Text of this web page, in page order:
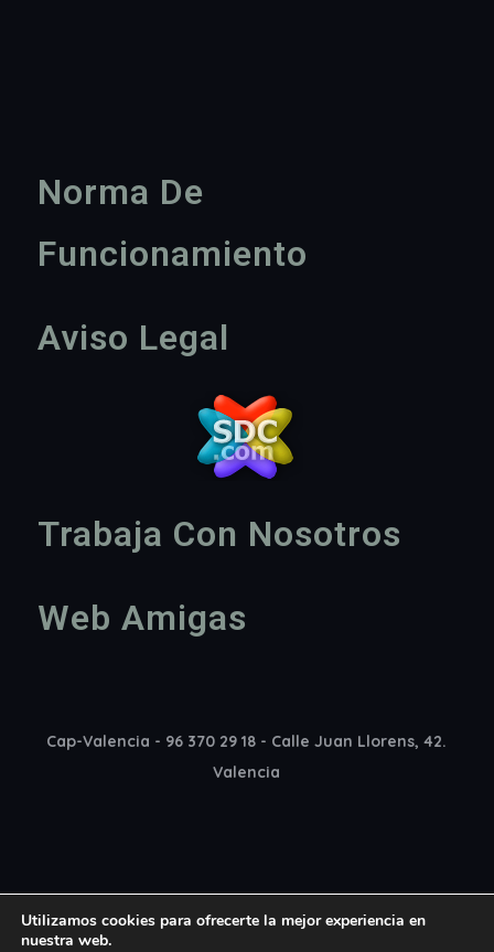
Norma De
Funcionamiento
Aviso Legal
Trabaja Con Nosotros
Web Amigas
Cap-Valencia - 96 370 29 18 - Calle Juan Llorens, 42.
Valencia
Utilizamos cookies para ofrecerte la mejor experiencia en
nuestra web.